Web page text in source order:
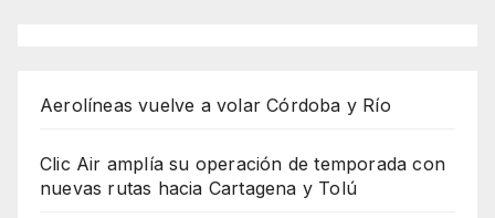
Aerolíneas vuelve a volar Córdoba y Río
Clic Air amplía su operación de temporada con
nuevas rutas hacia Cartagena y Tolú